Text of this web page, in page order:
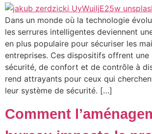
Dans un monde où la technologie
les serrures intelligentes deviennent
en plus populaire pour sécuriser les
entreprises. Ces dispositifs offrent une
sécurité, de confort et de contrôle à
rend attrayants pour ceux qui
leur système de sécurité. […]
Comment